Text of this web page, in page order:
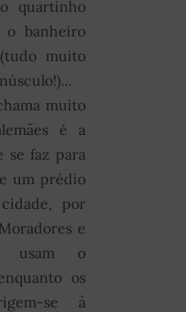
quartinho
o banheiro
muito
muito
é a
se faz para
um prédio
por
e
usam o
os
se à